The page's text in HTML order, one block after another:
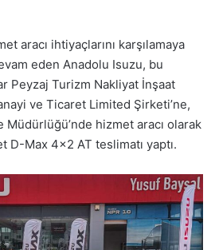
aracı ihtiyaçlarını karşılamaya
eden Anadolu Isuzu, bu
Peyzaj Turizm Nakliyat İnşaat
ve Ticaret Limited Şirketi’ne,
Müdürlüğü’nde hizmet aracı olarak
D-Max 4×2 AT teslimatı yaptı.